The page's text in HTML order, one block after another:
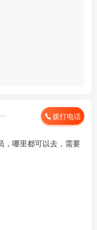
拨打电话
，哪里都可以去，需要